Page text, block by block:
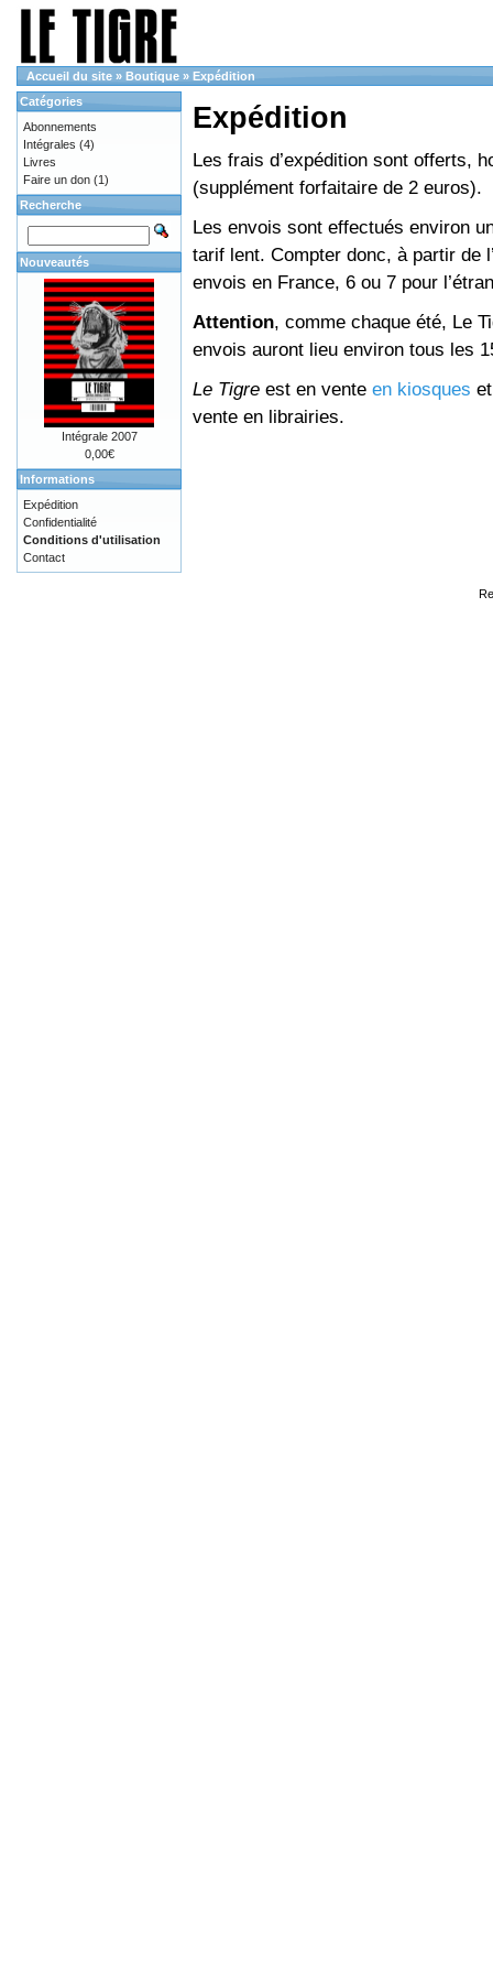
Accueil du site » Boutique » Expédition
Expédition
Les frais d’expédition sont offerts,
(supplément forfaitaire de 2 euros).
Les envois sont effectués environ
tarif lent. Compter donc, à partir de
envois en France, 6 ou 7 pour
Attention, comme chaque été, Le
envois auront lieu environ tous les
Le Tigre est en vente en kiosques
vente en librairies.
Catégories
Abonnements
Intégrales (4)
Livres
Faire un don (1)
Recherche
Nouveautés
Intégrale 2007
0,00€
Informations
Expédition
Confidentialité
Conditions d'utilisation
Contact